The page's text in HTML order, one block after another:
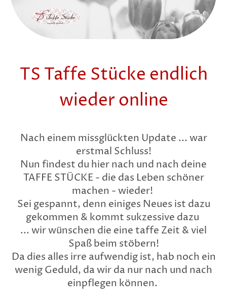
TS Taffe Stücke endlich
wieder online
Nach einem missglückten Update ... war
erstmal Schluss!
Nun findest du hier nach und nach deine
TAFFE STÜCKE - die das Leben schöner
machen - wieder!
Sei gespannt, denn einiges Neues ist dazu
gekommen & kommt sukzessive dazu
... wir wünschen die eine taffe Zeit & viel
Spaß beim stöbern!
Da dies alles irre aufwendig ist, hab noch ein
wenig Geduld, da wir da nur nach und nach
einpflegen können.